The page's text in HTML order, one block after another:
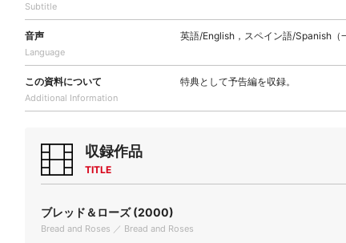
Subtitle
音声
Language
英語/English，スペイン語/Spanish（
この資料について
Additional Information
特典として予告編を収録。
収録作品
TITLE
ブレッド＆ローズ (2000)
Bread and Roses ／ Bread and Roses